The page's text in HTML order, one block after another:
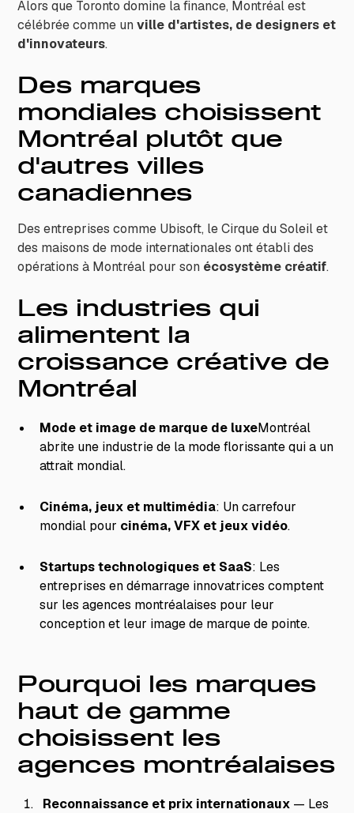
Alors que Toronto domine la finance, Montréal est
célébrée comme unville d'artistes, de designers et
d'innovateurs.
Des marques
mondiales choisissent
Montréal plutôt que
d'autres villes
canadiennes
Des entreprises comme Ubisoft, le Cirque du Soleil et
des maisons de mode internationales ont établi des
opérations à Montréal pour son écosystème créatif.
Les industries qui
alimentent la
croissance créative de
Montréal
Mode et image de marque de luxeMontréal
abrite une industrie de la mode florissante qui a un
attrait mondial.
Cinéma, jeux et multimédia: Un carrefour
mondial pour cinéma, VFX et jeux vidéo.
Startups technologiques et SaaS: Les
entreprises en démarrage innovatrices comptent
sur les agences montréalaises pour leur
conception et leur image de marque de pointe.
Pourquoi les marques
haut de gamme
choisissent les
agences montréalaises
Reconnaissance et prix internationaux — Les